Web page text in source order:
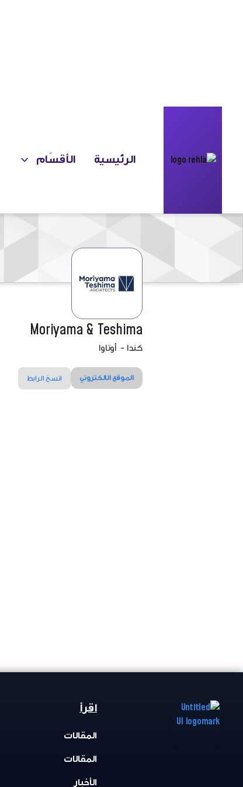
الرئيسية الأقسَام
Moriyama & Teshima
كندا -أوتاوا
انسخ الرابط الموقع الالكتروني
اقرأ
المقالات
المقالات
الأخبار